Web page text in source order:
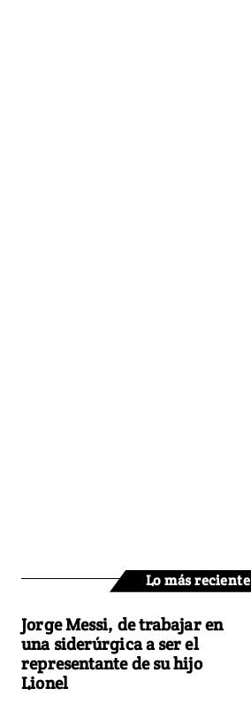
Lo más reciente
Jorge Messi, de trabajar en
una siderúrgica a ser el
representante de su hijo
Lionel